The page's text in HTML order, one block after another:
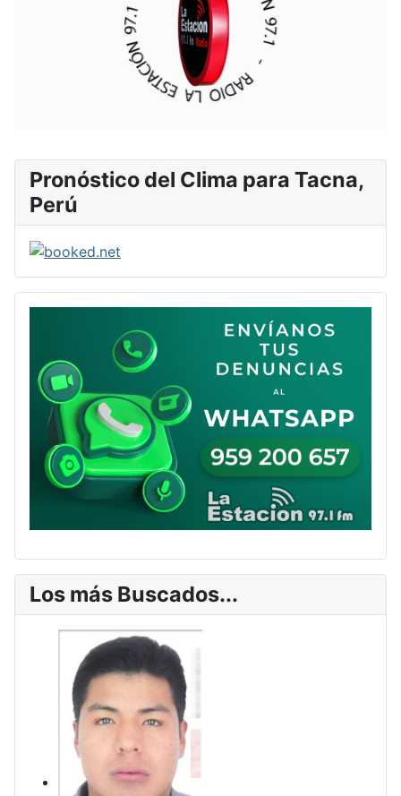
Pronóstico del Clima para Tacna,
Perú
Los más Buscados...